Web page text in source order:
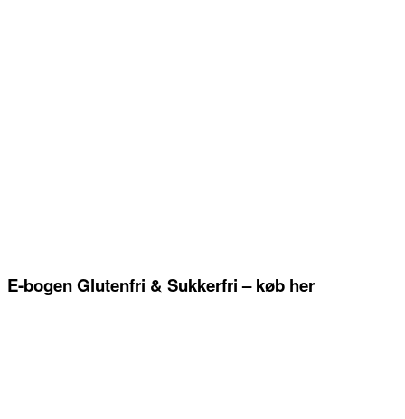
E-bogen Glutenfri & Sukkerfri – køb her